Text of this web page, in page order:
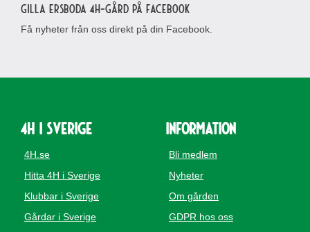
Gilla Ersboda 4H-gård på Facebook
Få nyheter från oss direkt på din Facebook.
4H i Sverige
4H.se
Hitta 4H i Sverige
Klubbar i Sverige
Gårdar i Sverige
Information
Bli medlem
Nyheter
Om gården
GDPR hos oss